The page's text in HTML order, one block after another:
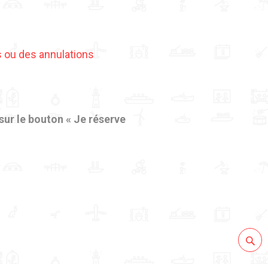
des annulations
le bouton « Je réserve